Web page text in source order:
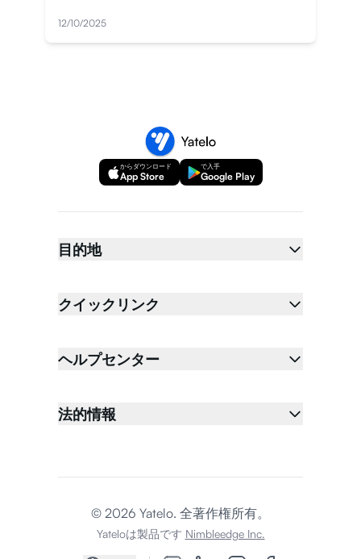
12/10/2025
からダウンロード
App Store
で入手
Google Play
目的地
クイックリンク
ヘルプセンター
法的情報
© 2026 Yatelo. 全著作権所有。
Yateloは製品です Nimbleedge Inc.